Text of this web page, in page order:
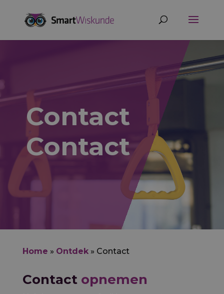
Contact
Contact
Home » Ontdek» Contact
Contact opnemen